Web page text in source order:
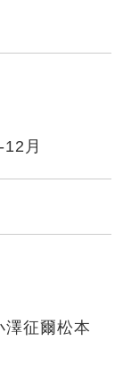
月
澤征爾松本